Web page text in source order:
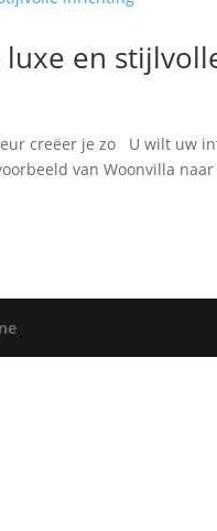
luxe en
creëer je zo U wilt uw
van Woonvilla